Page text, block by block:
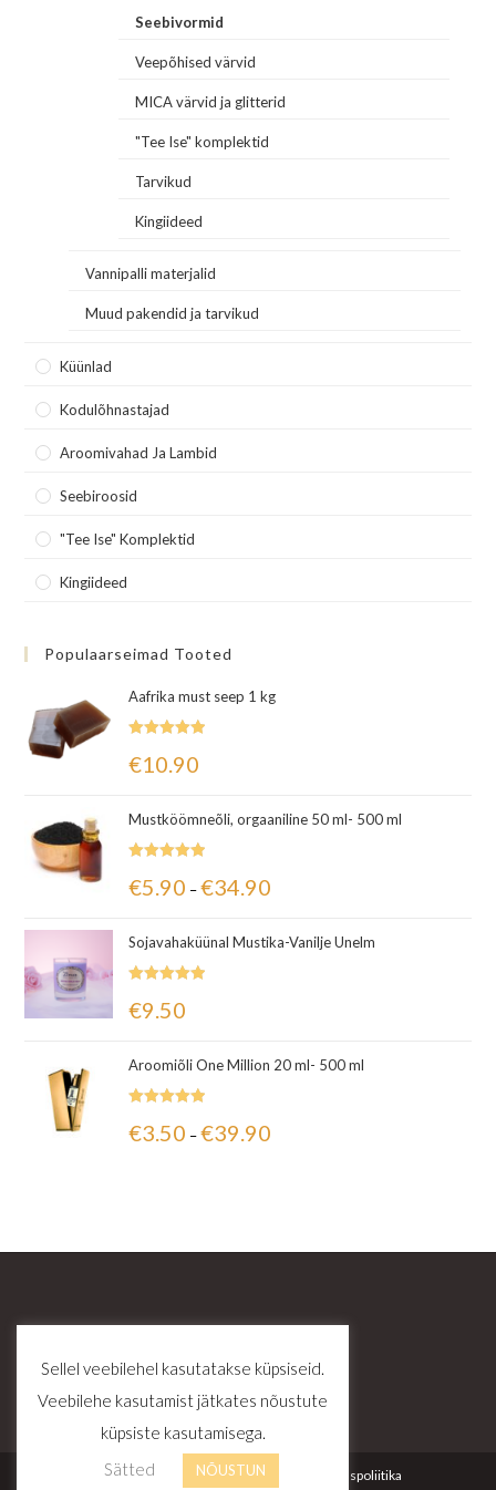
Seebivormid
Veepõhised värvid
MICA värvid ja glitterid
"Tee Ise" komplektid
Tarvikud
Kingiideed
Vannipalli materjalid
Muud pakendid ja tarvikud
Küünlad
Kodulõhnastajad
Aroomivahad Ja Lambid
Seebiroosid
"Tee Ise" Komplektid
Kingiideed
Populaarseimad Tooted
Aafrika must seep 1 kg
5.00/ 5
€10.90
Mustköömneõli, orgaaniline 50 ml- 500 ml
5.00 / 5
€5.90 – €34.90
Sojavahaküünal Mustika-Vanilje Unelm
5.00 / 5
€9.50
Aroomiõli One Million 20 ml- 500 ml
5.00/ 5
€3.50 – €39.90
Kontakt Tellimustingimused Privaatsuspoliitika
Sellel veebilehel kasutatakse küpsiseid.
Veebilehe kasutamist jätkates nõustute
küpsiste kasutamisega.
Sätted
NÕUSTUN